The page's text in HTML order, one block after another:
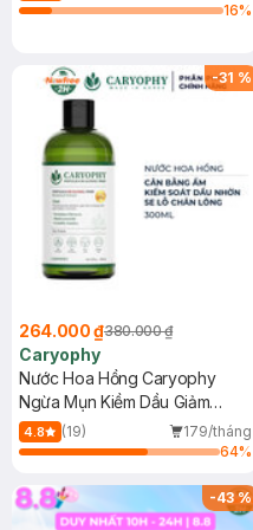
16%
-31 %
264.000 ₫380.000 ₫
Caryophy
Nước Hoa Hồng Caryophy
Ngừa Mụn Kiềm Dầu Giảm
Thâm 300ml
4.8 (19)
179/tháng
64%
-43%